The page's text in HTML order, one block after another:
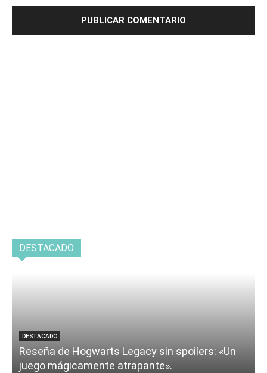
DESTACADO
DESTACADO
Reseña de Hogwarts Legacy sin spoilers: «Un
juego mágicamente atrapante».